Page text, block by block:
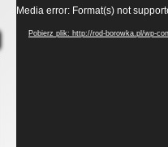
video
Media error: Format(s) not
Pobierz plik: http://rod-borowka.pl/wp-